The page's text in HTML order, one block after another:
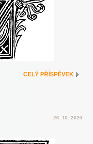
CELÝ PŘÍSPĚVEK
26. 10. 2020